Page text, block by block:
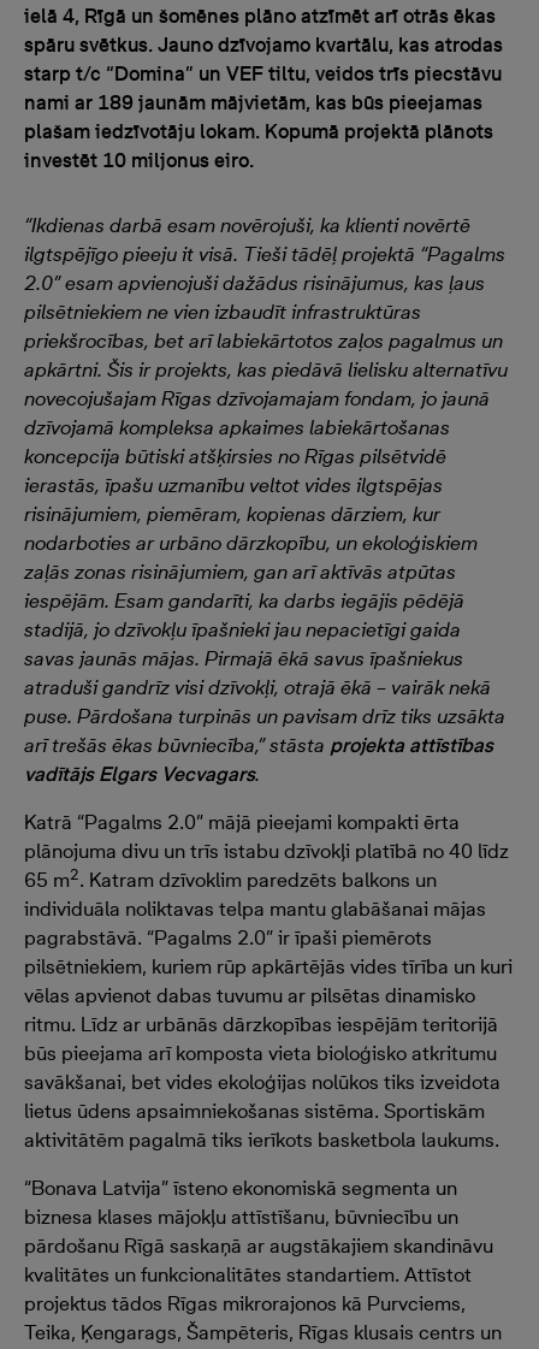
ielā 4, Rīgā un šomēnes plāno atzīmēt arī otrās ēkas
spāru svētkus. Jauno dzīvojamo kvartālu, kas atrodas
starp t/c “Domina” un VEF tiltu, veidos trīs piecstāvu
nami ar 189 jaunām mājvietām, kas būs pieejamas
plašam iedzīvotāju lokam. Kopumā projektā plānots
investēt 10 miljonus eiro.
“Ikdienas darbā esam novērojuši, ka klienti novērtē
ilgtspējīgo pieeju it visā. Tieši tādēļ projektā “Pagalms
2.0” esam apvienojuši dažādus risinājumus, kas ļaus
pilsētniekiem ne vien izbaudīt infrastruktūras
priekšrocības, bet arī labiekārtotos zaļos pagalmus un
apkārtni. Šis ir projekts, kas piedāvā lielisku alternatīvu
novecojušajam Rīgas dzīvojamajam fondam, jo jaunā
dzīvojamā kompleksa apkaimes labiekārtošanas
koncepcija būtiski atšķirsies no Rīgas pilsētvidē
ierastās, īpašu uzmanību veltot vides ilgtspējas
risinājumiem, piemēram, kopienas dārziem, kur
nodarboties ar urbāno dārzkopību, un ekoloģiskiem
zaļās zonas risinājumiem, gan arī aktīvās atpūtas
iespējām. Esam gandarīti, ka darbs iegājis pēdējā
stadijā, jo dzīvokļu īpašnieki jau nepacietīgi gaida
savas jaunās mājas. Pirmajā ēkā savus īpašniekus
atraduši gandrīz visi dzīvokļi, otrajā ēkā – vairāk nekā
puse. Pārdošana turpinās un pavisam drīz tiks uzsākta
arī trešās ēkas būvniecība,” stāsta projekta attīstības
vadītājs Elgars Vecvagars.
Katrā “Pagalms 2.0” mājā pieejami kompakti ērta
plānojuma divu un trīs istabu dzīvokļi platībā no 40 līdz
65 m2. Katram dzīvoklim paredzēts balkons un
individuāla noliktavas telpa mantu glabāšanai mājas
pagrabstāvā. “Pagalms 2.0” ir īpaši piemērots
pilsētniekiem, kuriem rūp apkārtējās vides tīrība un kuri
vēlas apvienot dabas tuvumu ar pilsētas dinamisko
ritmu. Līdz ar urbānās dārzkopības iespējām teritorijā
būs pieejama arī komposta vieta bioloģisko atkritumu
savākšanai, bet vides ekoloģijas nolūkos tiks izveidota
lietus ūdens apsaimniekošanas sistēma. Sportiskām
aktivitātēm pagalmā tiks ierīkots basketbola laukums.
“Bonava Latvija” īsteno ekonomiskā segmenta un
biznesa klases mājokļu attīstīšanu, būvniecību un
pārdošanu Rīgā saskaņā ar augstākajiem skandināvu
kvalitātes un funkcionalitātes standartiem. Attīstot
projektus tādos Rīgas mikrorajonos kā Purvciems,
Teika, Ķengarags, Šampēteris, Rīgas klusais centrs un